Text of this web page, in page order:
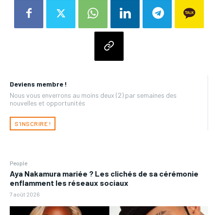
Deviens membre !
Nous vous enverrons au moins deux (2) par semaines des
nouvelles et opportunités
S'INSCRIRE !
People
Aya Nakamura mariée ? Les clichés de sa cérémonie
enflamment les réseaux sociaux
7 août 2026